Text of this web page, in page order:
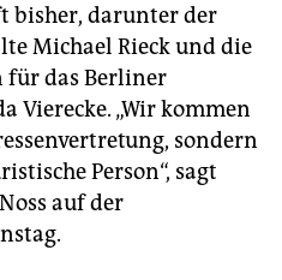
bisher, darunter der
Michael Rieck und die
für das Berliner
Vierecke. „Wir kommen
sondern
Person“, sagt
auf der